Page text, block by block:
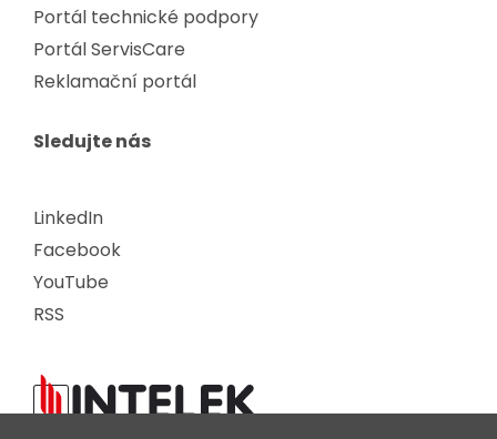
Portál technické podpory
Portál ServisCare
Reklamační portál
Sledujte nás
LinkedIn
Facebook
YouTube
RSS